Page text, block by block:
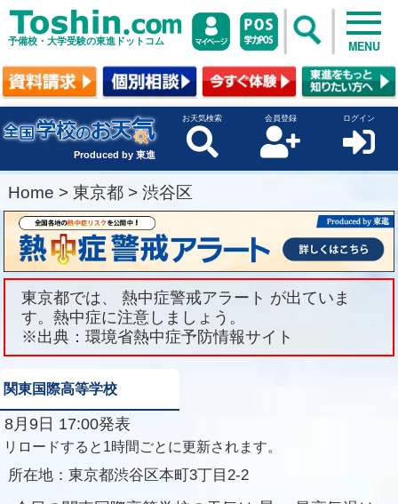
予備校・大学受験の東進ドットコム MENU
Produced by 東進
お天気検索 会員登録 ログイン
Home > 東京都 > 渋谷区
東京都では、 熱中症警戒アラート が出ていま
す。熱中症に注意しましょう。
※出典：環境省熱中症予防情報サイト
関東国際高等学校
8月9日 17:00発表
リロードすると1時間ごとに更新されます。
所在地： 東京都渋谷区本町3丁目2-2